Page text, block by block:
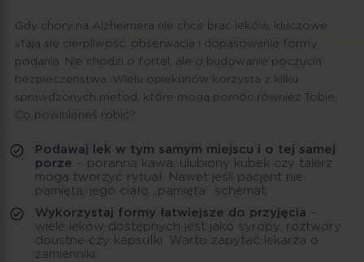
Gdy chory na Alzheimera nie chce brać leków, kluczowe
stają się cierpliwość, obserwacja i dopasowanie formy
podania. Nie chodzi o fortel, ale o budowanie poczucia
bezpieczeństwa. Wielu opiekunów korzysta z kilku
sprawdzonych metod, które mogą pomóc również Tobie.
Co powinieneś robić?
Podawaj lek w tym samym miejscu i o tej samej
porze – poranna kawa, ulubiony kubek czy talerz
mogą tworzyć rytuał. Nawet jeśli pacjent nie
pamięta, jego ciało „pamięta” schemat,
Wykorzystaj formy łatwiejsze do przyjęcia –
wiele leków dostępnych jest jako syropy, roztwory
doustne czy kapsułki. Warto zapytać lekarza o
zamienniki,